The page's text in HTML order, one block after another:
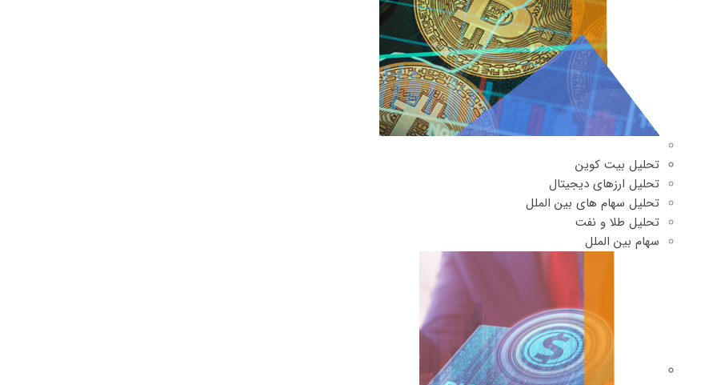
تحلیل بیت کوین
تحلیل ارزهای دیجیتال
تحلیل سهام های بین الملل
تحلیل طلا و نفت
سهام بین الملل